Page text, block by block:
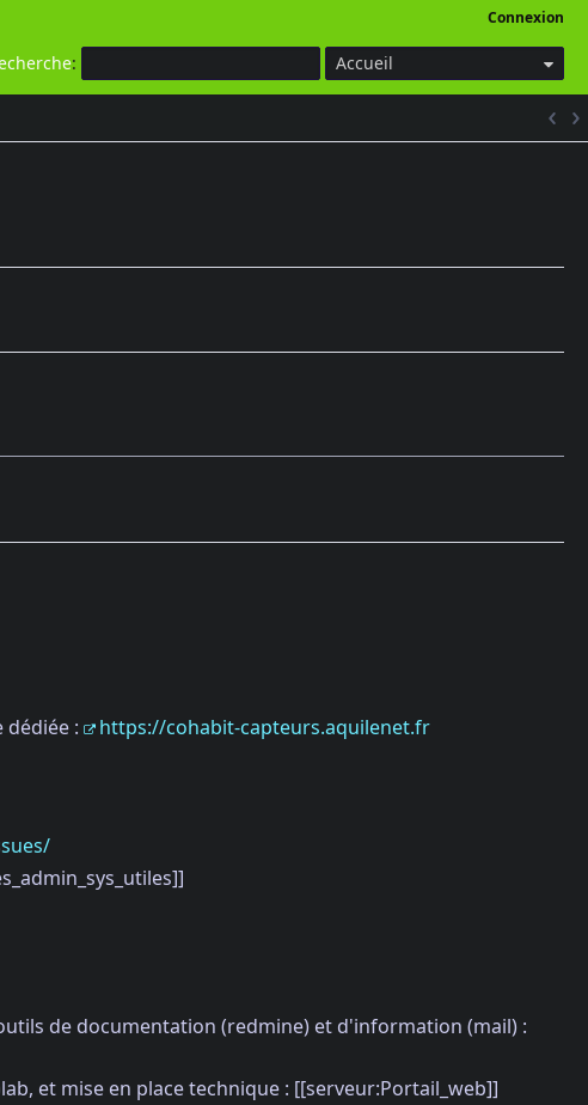
Connexion
: Accueil
dédiée :
https://cohabit-capteurs.aquilenet.fr
de documentation (redmine) et d'information (mail) :
et mise en place technique : [[serveur:Portail_web]]